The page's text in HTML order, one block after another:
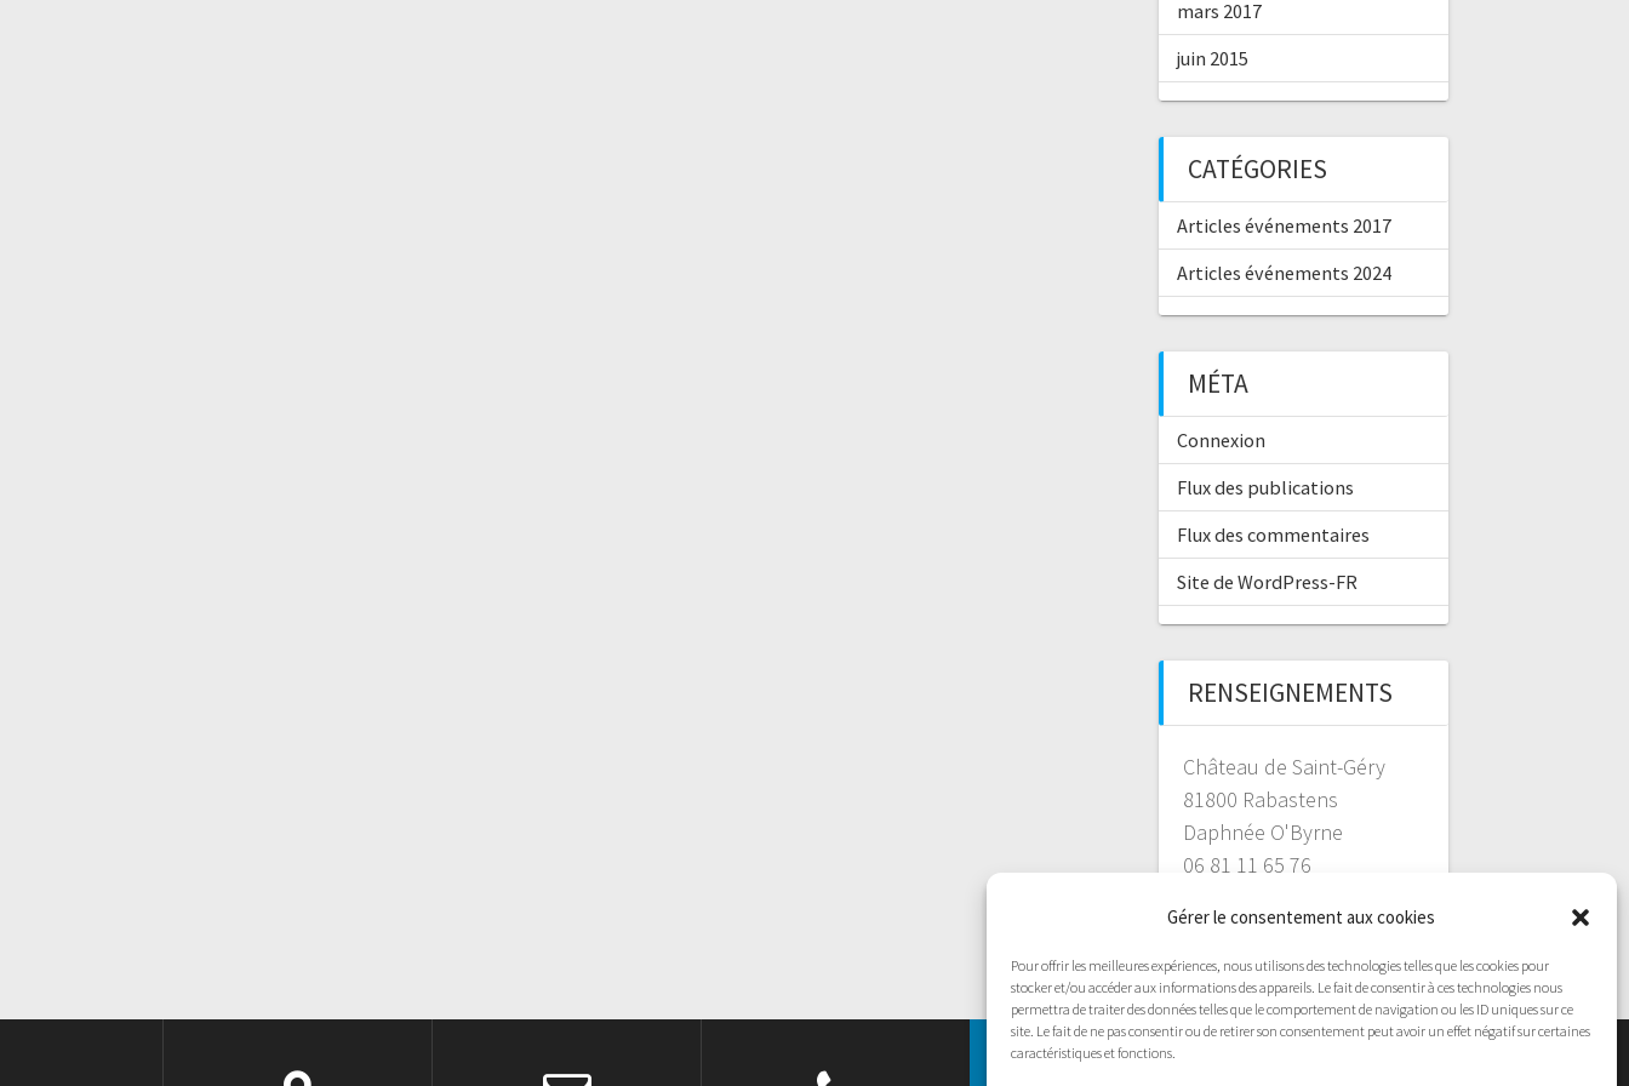
Gérer le consentement aux cookies
Pour offrir les meilleures expériences, nous utilisons des technologies telles que les cookies pour
stocker et/ou accéder aux informations des appareils. Le fait de consentir à ces technologies nous
permettra de traiter des données telles que le comportement de navigation ou les ID uniques sur ce
site. Le fait de ne pas consentir ou de retirer son consentement peut avoir un effet négatif sur certaines
caractéristiques et fonctions.
mars 2017
juin 2015
CATÉGORIES
Articles événements 2017
Articles événements 2024
MÉTA
Connexion
Flux des publications
Flux des commentaires
Site de WordPress-FR
RENSEIGNEMENTS
Château de Saint-Géry
81800 Rabastens
Daphnée O'Byrne
06 81 11 65 76